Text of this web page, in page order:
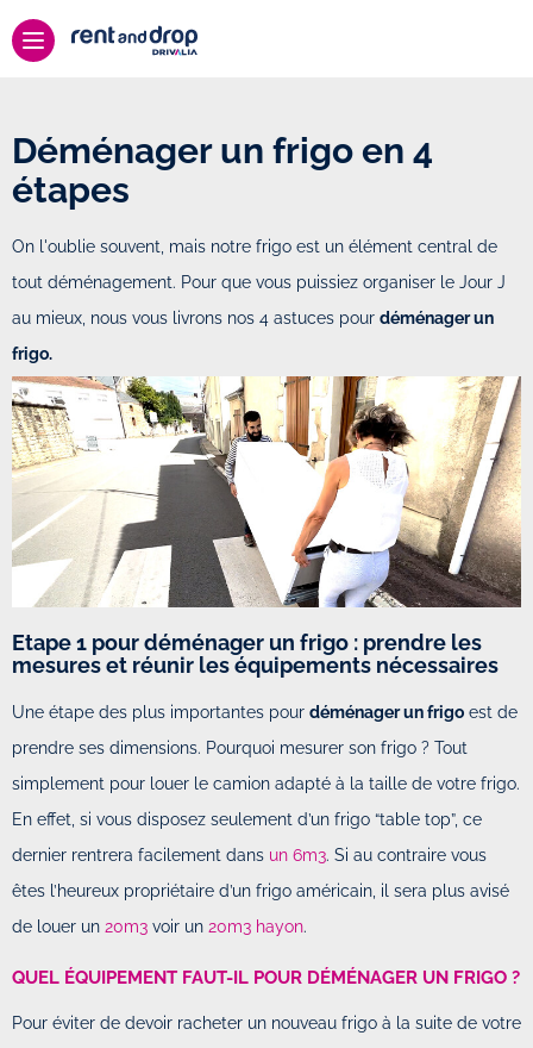
Déménager un frigo en 4
étapes
On l'oublie souvent, mais notre frigo est un élément central de
tout déménagement. Pour que vous puissiez organiser le Jour J
au mieux, nous vous livrons nos 4 astuces pour déménager un
frigo.
Etape 1 pour déménager un frigo : prendre les
mesures et réunir les équipements nécessaires
Une étape des plus importantes pour déménager un frigo est de
prendre ses dimensions. Pourquoi mesurer son frigo ? Tout
simplement pour louer le camion adapté à la taille de votre frigo.
En effet, si vous disposez seulement d’un frigo “table top”, ce
dernier rentrera facilement dans un 6m3. Si au contraire vous
êtes l’heureux propriétaire d’un frigo américain, il sera plus avisé
de louer un 20m3 voir un 20m3 hayon.
QUEL ÉQUIPEMENT FAUT-IL POUR DÉMÉNAGER UN FRIGO ?
Pour éviter de devoir racheter un nouveau frigo à la suite de votre